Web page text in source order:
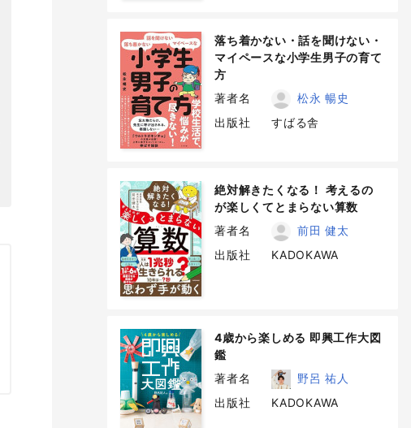
落ち着かない・話を聞けない・
マイペースな小学生男子の育て
方
著者名
松永 暢史
出版社
すばる舎
絶対解きたくなる！ 考えるの
が楽しくてとまらない算数
著者名
前田 健太
出版社
KADOKAWA
4歳から楽しめる 即興工作大図
鑑
著者名
野呂 祐人
出版社
KADOKAWA